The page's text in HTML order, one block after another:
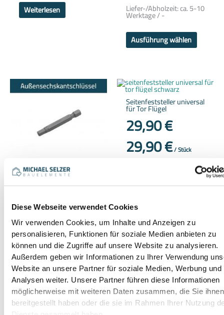
Diese Webseite verwendet Cookies
Wir verwenden Cookies, um Inhalte und Anzeigen zu
personalisieren, Funktionen für soziale Medien anbieten zu
können und die Zugriffe auf unsere Website zu analysieren.
Außerdem geben wir Informationen zu Ihrer Verwendung
Website an unsere Partner für soziale Medien, Werbung und
Analysen weiter. Unsere Partner führen diese Informationen
möglicherweise mit weiteren Daten zusammen, die Sie ihnen
bereitgestellt haben oder die sie im Rahmen Ihrer Nutzung
Weiterlesen
Liefer-/Abholzeit:ca. 5-10
Werktage / -
Ausführung wählen
Innensechskant Bit 5,5
2,50€
2,50€/Stück
inkl. 19 % MwSt.
zzgl.Versandkosten
Liefer-/Abholzeit:ca. 3-5
Werktage / 1-3 Werktage
In den Warenkorb
Seitenfeststeller universal
für Tor Flügel
29,90€
29,90€/Stück
In den Warenkorb